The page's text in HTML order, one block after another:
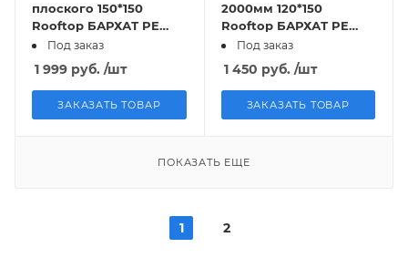
плоского 150*150
Rooftop БАРХАТ PE
RAL9005 0,5мм Zn180
Под заказ
1 999 руб. /шт
ЗАКАЗАТЬ ТОВАР
2000мм 120*150
Rooftop БАРХАТ PE
RAL9005 0,5мм Zn180
Под заказ
1 450 руб. /шт
ЗАКАЗАТЬ ТОВАР
ПОКАЗАТЬ ЕЩЕ
1 2